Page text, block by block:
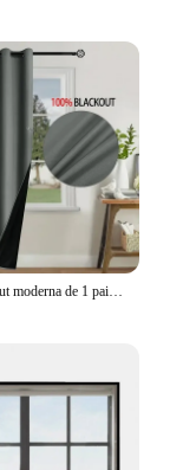
Cortina blackout moderna de 1 painel, cor sólida, alto sombreamento, isolamento térmico, janela de cozinha, para decoração de quarto e sala de estar